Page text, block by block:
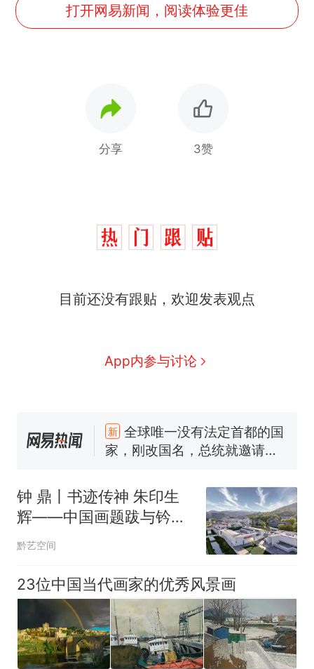
打开网易新闻，阅读体验更佳
分享 3赞
目前还没有跟贴，欢迎发表观点
App内参与讨论
新 全球唯一没有法定首都的国
家，刚改国名，总统就邀请中
线一圈，还曾两次到中国寻根
5060元才肯搬上楼！女子傻眼
了……
视频丨只要一枚命中就能让航
母瘫痪 轰-6J实力有多强？
空调24小时开着反而更省电？
佛山一中学招聘物理教师，笔
试前13名均遭淘汰？教育局：
已叫停招聘，成立调查组全面
核查
热 十多万人报名的考试，成绩
全部作废，公平么？
钟 鼎丨书迹传神 朱印生
辉——中国画题跋与钤印
的多重妙用
黔艺空间
23位中国当代画家的优秀风景画